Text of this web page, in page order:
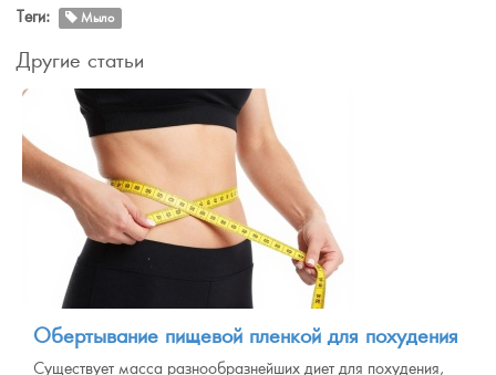
Теги:
Мыло
Другие статьи
Обертывание пищевой пленкой для похудения
Существует масса разнообразнейших диет для похудения,